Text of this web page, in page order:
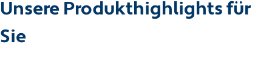
Unsere Produkthighlights für
Sie